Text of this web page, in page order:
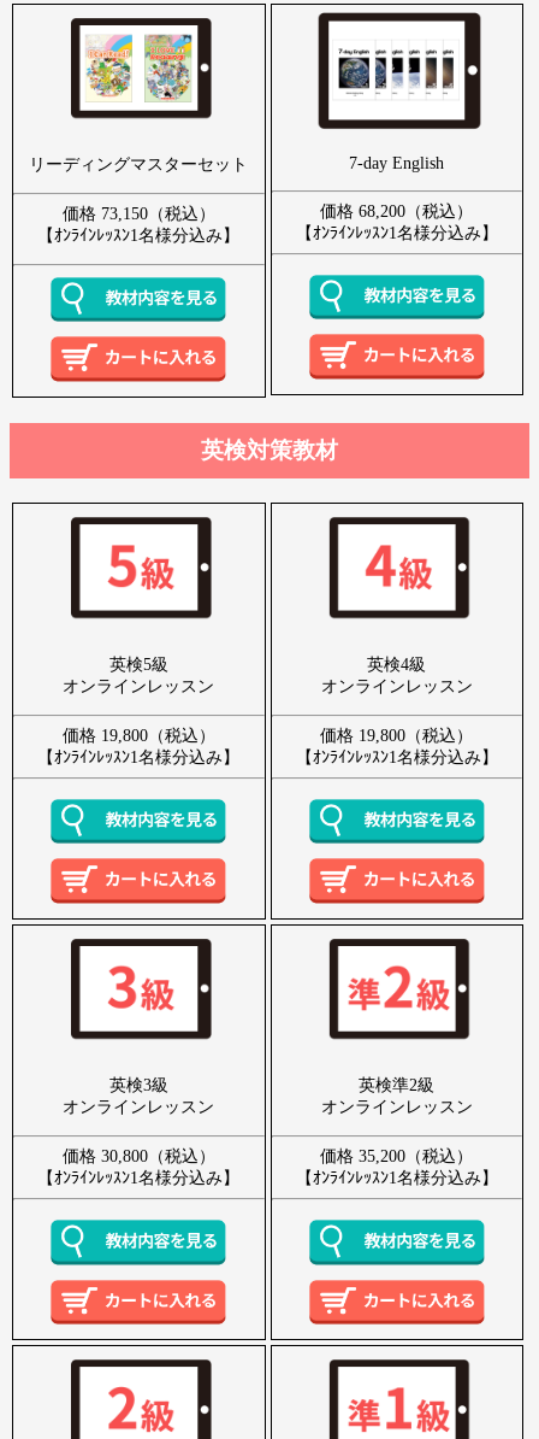
リーディングマスターセット
価格 73,150（税込）
【ｵﾝﾗｲﾝﾚｯｽﾝ1名様分込み】
7-day English
価格 68,200（税込）
【ｵﾝﾗｲﾝﾚｯｽﾝ1名様分込み】
英検対策教材
英検5級
オンラインレッスン
価格 19,800（税込）
【ｵﾝﾗｲﾝﾚｯｽﾝ1名様分込み】
英検4級
オンラインレッスン
価格 19,800（税込）
【ｵﾝﾗｲﾝﾚｯｽﾝ1名様分込み】
英検3級
オンラインレッスン
価格 30,800（税込）
【ｵﾝﾗｲﾝﾚｯｽﾝ1名様分込み】
英検準2級
オンラインレッスン
価格 35,200（税込）
【ｵﾝﾗｲﾝﾚｯｽﾝ1名様分込み】